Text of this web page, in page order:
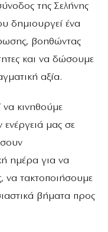
της Σελήνης
δημιουργεί ένα
βοηθώντας
και να δώσουμε
αξία.
κινηθούμε
ενέργειά μας σε
ημέρα για να
να τακτοποιήσουμε
βήματα προς